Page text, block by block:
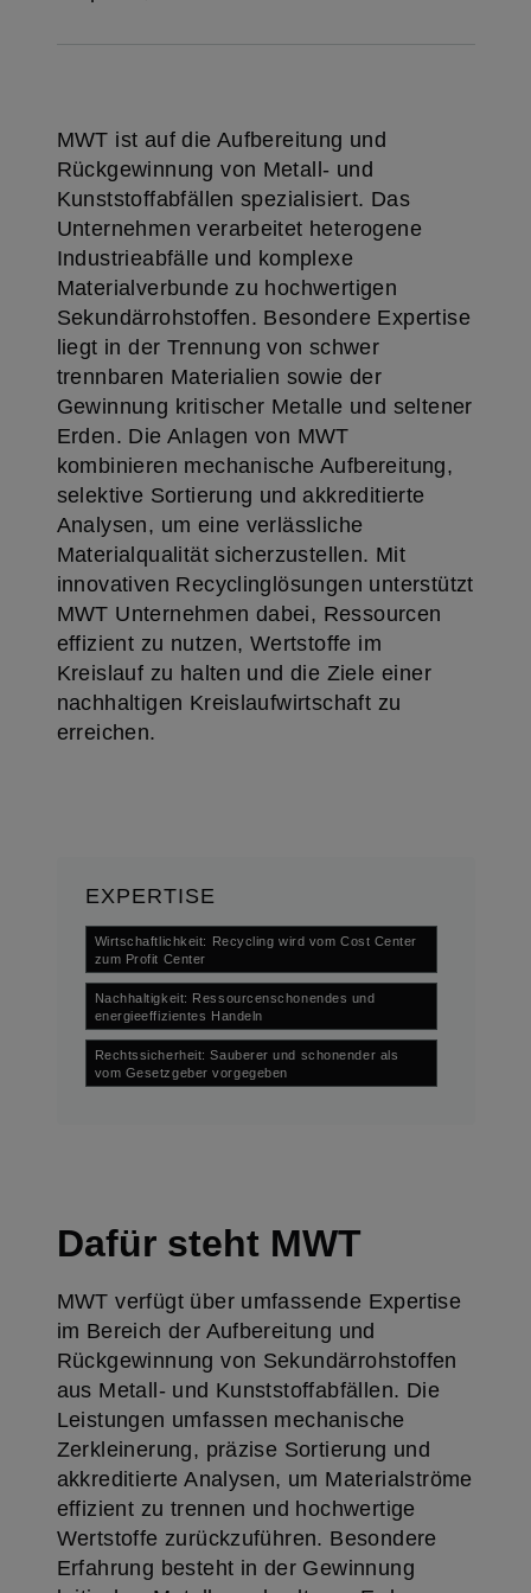
MWT ist auf die Aufbereitung und
Rückgewinnung von Metall- und
Kunststoffabfällen spezialisiert. Das
Unternehmen verarbeitet heterogene
Industrieabfälle und komplexe
Materialverbunde zu hochwertigen
Sekundärrohstoffen. Besondere Expertise
liegt in der Trennung von schwer
trennbaren Materialien sowie der
Gewinnung kritischer Metalle und seltener
Erden. Die Anlagen von MWT
kombinieren mechanische Aufbereitung,
selektive Sortierung und akkreditierte
Analysen, um eine verlässliche
Materialqualität sicherzustellen. Mit
innovativen Recyclinglösungen unterstützt
MWT Unternehmen dabei, Ressourcen
effizient zu nutzen, Wertstoffe im
Kreislauf zu halten und die Ziele einer
nachhaltigen Kreislaufwirtschaft zu
erreichen.
EXPERTISE
Wirtschaftlichkeit: Recycling wird vom Cost Center
zum Profit Center
Nachhaltigkeit: Ressourcenschonendes und
energieeffizientes Handeln
Rechtssicherheit: Sauberer und schonender als
vom Gesetzgeber vorgegeben
Dafür steht MWT
MWT verfügt über umfassende Expertise
im Bereich der Aufbereitung und
Rückgewinnung von Sekundärrohstoffen
aus Metall- und Kunststoffabfällen. Die
Leistungen umfassen mechanische
Zerkleinerung, präzise Sortierung und
akkreditierte Analysen, um Materialströme
effizient zu trennen und hochwertige
Wertstoffe zurückzuführen. Besondere
Erfahrung besteht in der Gewinnung